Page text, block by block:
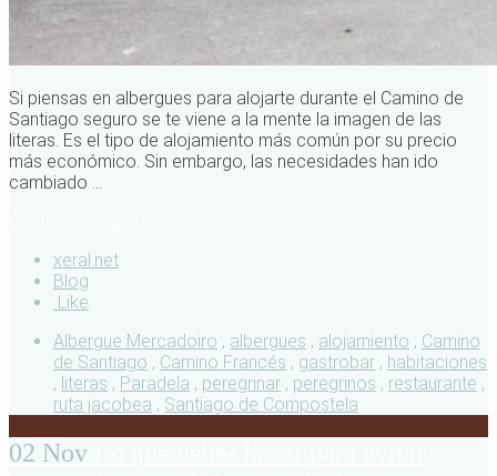
Si piensas en albergues para alojarte durante el Camino de
Santiago seguro se te viene a la mente la imagen de las
literas. Es el tipo de alojamiento más común por su precio
más económico. Sin embargo, las necesidades han ido
cambiado ...
xeral.net
Blog
Like
Albergue Mercadoiro , albergues , alojamiento , Camino
de Santiago , Camino Francés , gastrobar , habitaciones
, literas , Paradela , peregrinar , peregrinos , restaurante ,
ruta jacobea , Santiago de Compostela
02 Nov